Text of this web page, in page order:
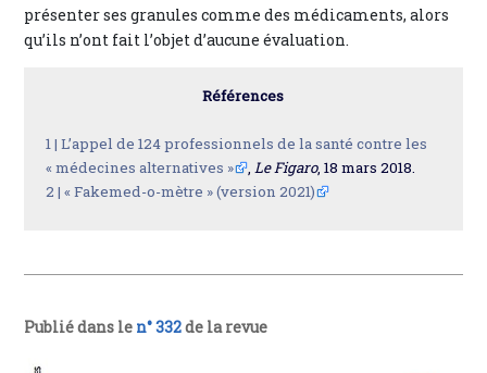
présenter ses granules comme des médicaments, alors
qu’ils n’ont fait l’objet d’aucune évaluation.
Références
1 | L’appel de 124 professionnels de la santé contre les
« médecines alternatives »
Le Figaro, 18 mars 2018.
2 | « Fakemed-o-mètre » (version 2021)
Publié dans le n° 332de la revue